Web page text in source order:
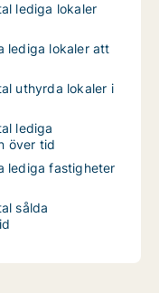
lediga lokaler
lediga lokaler att
uthyrda lokaler i
lediga
över tid
lediga fastigheter
sålda